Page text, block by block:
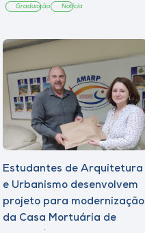
Graduação Notícia
Estudantes de Arquitetura
e Urbanismo desenvolvem
projeto para modernização
da Casa Mortuária de